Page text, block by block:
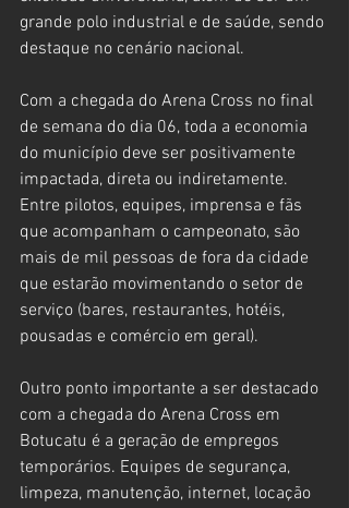
grande polo industrial e de saúde, sendo
destaque no cenário nacional.
Com a chegada do Arena Cross no final
de semana do dia 06, toda a economia
do município deve ser positivamente
impactada, direta ou indiretamente.
Entre pilotos, equipes, imprensa e fãs
que acompanham o campeonato, são
mais de mil pessoas de fora da cidade
que estarão movimentando o setor de
serviço (bares, restaurantes, hotéis,
pousadas e comércio em geral).
Outro ponto importante a ser destacado
com a chegada do Arena Cross em
Botucatu é a geração de empregos
temporários. Equipes de segurança,
limpeza, manutenção, internet, locação